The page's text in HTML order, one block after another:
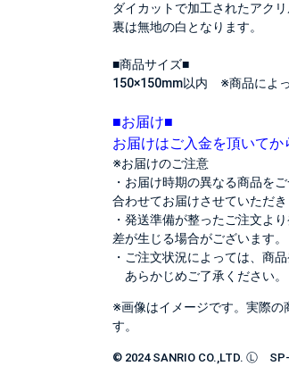
ダイカットで加工されたアク
裏は無地の白となります。
■商品サイズ■
150×150mm以内 ※商品によ
■お届け■
お届けはご入金を頂いてか
※お届けのご注意
・お届け時期の異なる商品を
合わせてお届けさせていただき
・発送準備が整ったご注文よ
差が生じる場合がございます。
・ご注文状況によっては、商
あらかじめご了承ください。
※画像はイメージです。実際の
す。
© 2024 SANRIO CO.,LTD. Ⓛ